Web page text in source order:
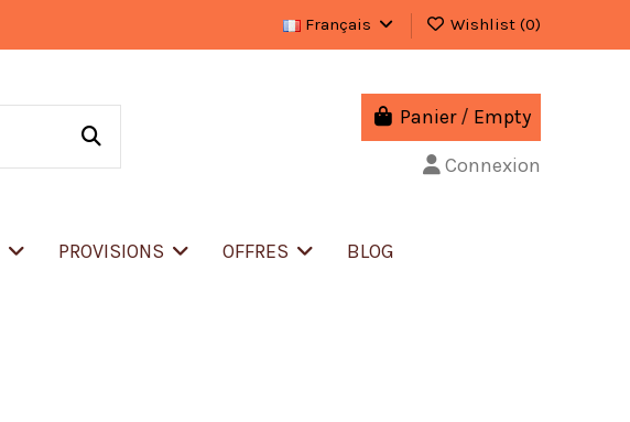
Français Wishlist (0)
Panier / Empty
Connexion
PROVISIONS OFFRES
BLOG